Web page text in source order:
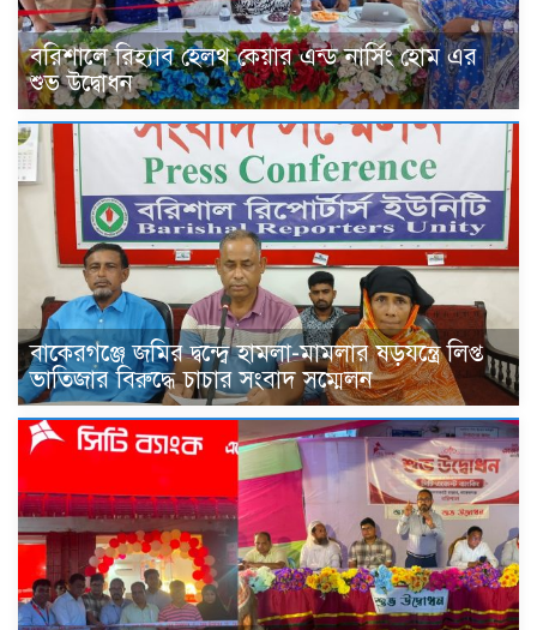
বরিশালে রিহ্যাব হেলথ কেয়ার এন্ড নার্সিং হোম এর
শুভ উদ্বোধন
বাকেরগঞ্জে জমির দ্বন্দ্বে হামলা-মামলার ষড়যন্ত্রে লিপ্ত
ভাতিজার বিরুদ্ধে চাচার সংবাদ সম্মেলন